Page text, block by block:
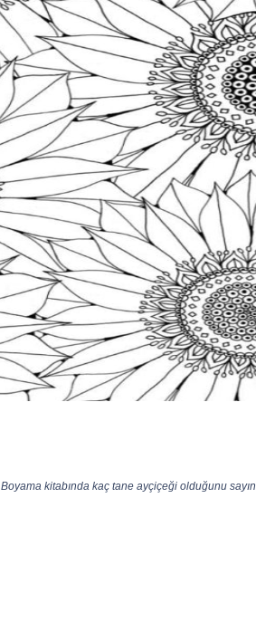
Boyama kitabında kaç tane ayçiçeği olduğunu sayın